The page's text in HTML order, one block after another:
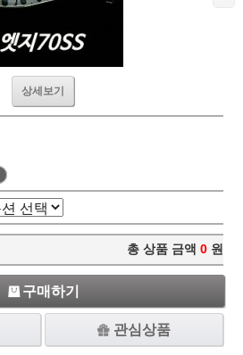
상세보기
총 상품 금액 0 원
구매하기
관심상품